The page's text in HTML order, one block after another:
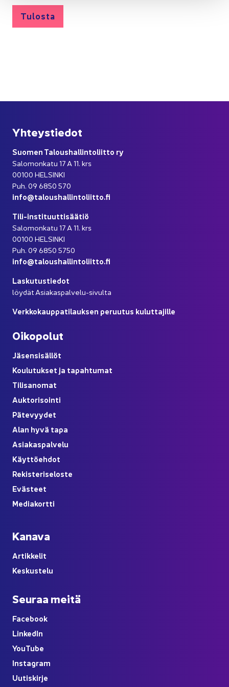
Tu­los­ta
Yh­teys­tie­dot
Suo­men Ta­lous­hal­lin­to­liit­to ry
Sa­lo­mon­ka­tu 17 A 11. krs
00100 HEL­SIN­KI
Puh. 09 6850 570
info@ta­lous­hal­lin­to­liit­to.fi
Tili-​instituuttisäätiö
Sa­lo­mon­ka­tu 17 A 11. krs
00100 HEL­SIN­KI
Puh. 09 6850 5750
info@ta­lous­hal­lin­to­liit­to.fi
Las­ku­tus­tie­dot
löy­dät Asiakaspalvelu-​sivulta
Verk­ko­kaup­pa­ti­lauk­sen pe­ruu­tus ku­lut­ta­jil­le
Oi­ko­po­lut
Jä­sen­si­säl­löt
Kou­lu­tuk­set ja ta­pah­tu­mat
Ti­li­sa­no­mat
Auk­to­ri­soin­ti
Pä­te­vyy­det
Alan hyvä tapa
Asia­kas­pal­ve­lu
Käyt­tö­eh­dot
Re­kis­te­ri­se­los­te
Eväs­teet
Me­dia­kort­ti
Ka­na­va
Ar­tik­ke­lit
Kes­kus­te­lu
Seu­raa meitä
Face­book
Lin­ke­dIn
YouTube
Ins­ta­gram
Uu­tis­kir­je